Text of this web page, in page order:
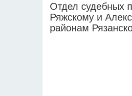
Отдел судебных
Ряжскому и
районам